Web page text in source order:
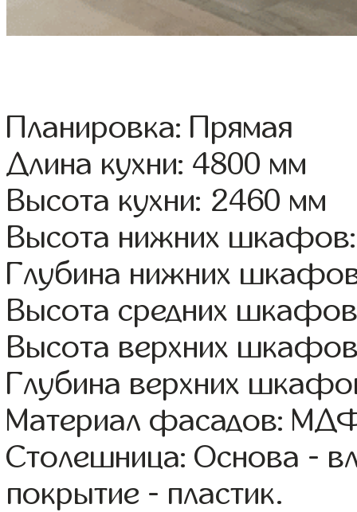
Планировка: Прямая
Длина кухни: 4800 мм
Высота кухни: 2460 мм
Высота нижних
Глубина нижних
Высота средних
Высота верхних
Глубина верхних
Материал фасадов:
Столешница: Основа -
покрытие - пластик.